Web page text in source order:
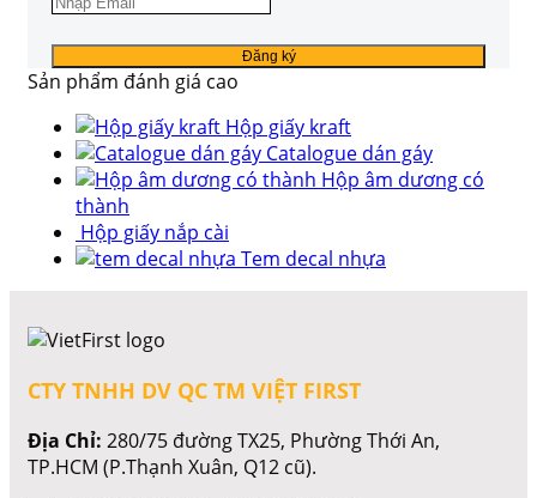
Sản phẩm đánh giá cao
Hộp giấy kraft
Catalogue dán gáy
Hộp âm dương có
thành
Hộp giấy nắp cài
Tem decal nhựa
CTY TNHH DV QC TM VIỆT FIRST
Địa Chỉ: 280/75 đường TX25, Phường Thới An,
TP.HCM (P.Thạnh Xuân, Q12 cũ).